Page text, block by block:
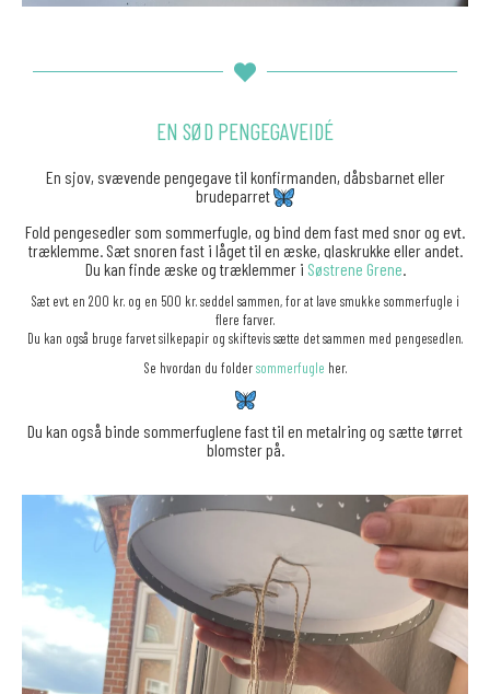
EN SØD PENGEGAVEIDÉ
En sjov, svævende pengegave til konfirmanden, dåbsbarnet eller
brudeparret
Fold pengesedler som sommerfugle, og bind dem fast med snor og evt.
træklemme. Sæt snoren fast i låget til en æske, glaskrukke eller andet.
Du kan finde æske og træklemmer i Søstrene Grene.
Sæt evt. en 200 kr. og en 500 kr. seddel sammen, for at lave smukke sommerfugle i
flere farver.
Du kan også bruge farvet silkepapir og skiftevis sætte det sammen med pengesedlen.
Se hvordan du foldersommerfugle her.
Du kan også binde sommerfuglene fast til en metalring og sætte tørret
blomster på.